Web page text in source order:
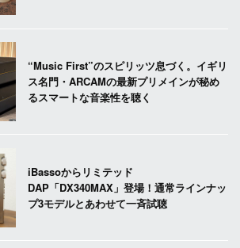
“Music First”のスピリッツ息づく。イギリ
ス名門・ARCAMの最新プリメインが秘め
るスマートな音楽性を聴く
iBassoからリミテッド
DAP「DX340MAX」登場！通常ラインナッ
プ3モデルとあわせて一斉試聴